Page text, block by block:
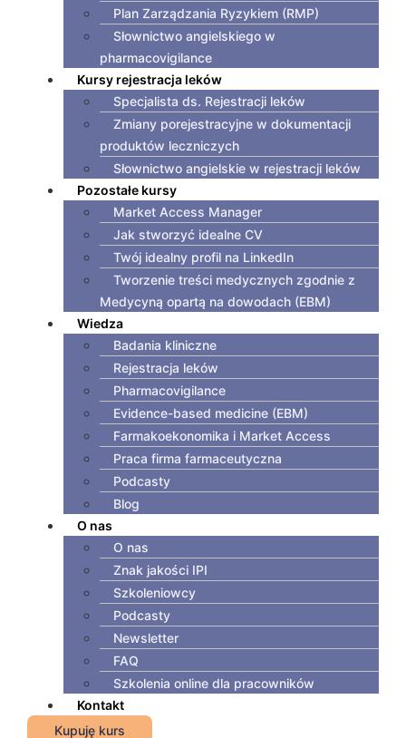
Plan Zarządzania Ryzykiem (RMP)
Słownictwo angielskiego w
pharmacovigilance
Kursy rejestracja leków
Specjalista ds. Rejestracji leków
Zmiany porejestracyjne w dokumentacji
produktów leczniczych
Słownictwo angielskie w rejestracji leków
Pozostałe kursy
Market Access Manager
Jak stworzyć idealne CV
Twój idealny profil na LinkedIn
Tworzenie treści medycznych zgodnie z
Medycyną opartą na dowodach (EBM)
Wiedza
Badania kliniczne
Rejestracja leków
Pharmacovigilance
Evidence-based medicine (EBM)
Farmakoekonomika i Market Access
Praca firma farmaceutyczna
Podcasty
Blog
O nas
O nas
Znak jakości IPI
Szkoleniowcy
Podcasty
Newsletter
FAQ
Szkolenia online dla pracowników
Kontakt
Kupuję kurs